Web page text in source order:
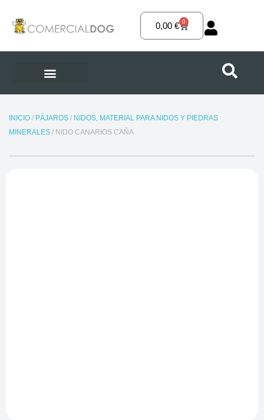
contenido
0,00€ 0
Carrito
INICIO/ PÁJAROS/ NIDOS, MATERIAL PARA NIDOS Y PIEDRAS
MINERALES/ NIDO CANARIOS CAÑA